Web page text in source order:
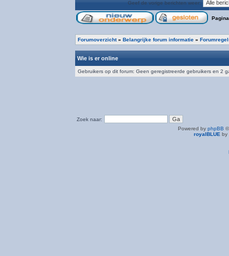
Geef de vorige berichten weer:
Forumoverzicht» Belangrijke forum informatie »
Wie is er online
Gebruikers op dit forum: Geen geregistreerde gebruikers en 2
Zoek naar:
Powered by phpBB
royalBLUE by